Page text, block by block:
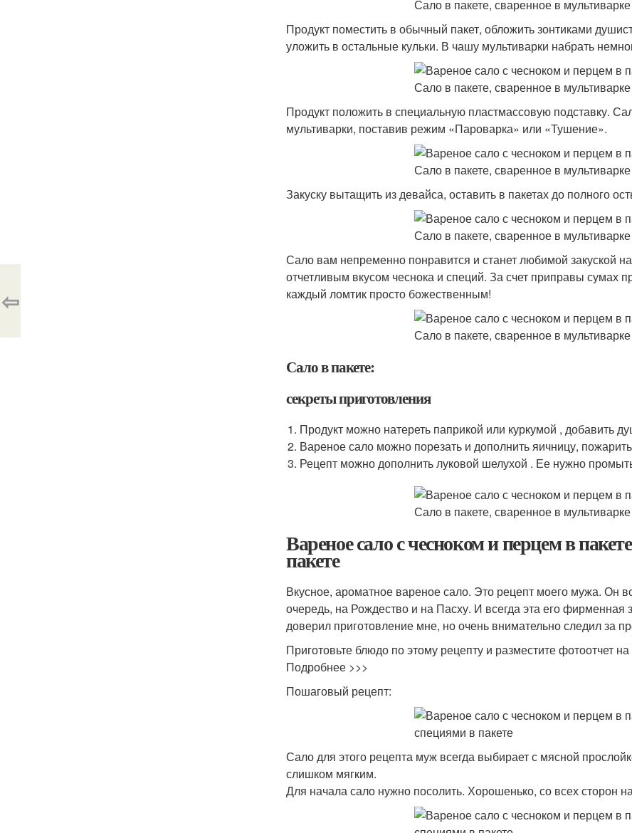
Продукт поместить в обычный пакет, обложить зонтиками
уложить в остальные кульки. В чашу мультиварки набрать
Продукт положить в специальную пластмассовую подставку.
мультиварки, поставив режим «Пароварка» или «Тушение».
Закуску вытащить из девайса, оставить в пакетах до полного
Сало вам непременно понравится и станет любимой закуской
отчетливым вкусом чеснока и специй. За счет приправы сумах
каждый ломтик просто божественным!
Сало в пакете:
секреты приготовления
Продукт можно натереть паприкой или куркумой , добавить
Вареное сало можно порезать и дополнить яичницу,
Рецепт можно дополнить луковой шелухой . Ее нужно
Вареное сало с чесноком и перцем в
пакете
Вкусное, ароматное вареное сало. Это рецепт моего мужа. Он
очередь, на Рождество и на Пасху. И всегда эта его фирменная
доверил приготовление мне, но очень внимательно следил за
Приготовьте блюдо по этому рецепту и разместите фотоотчет
Подробнее >>>
Пошаговый рецепт:
Сало для этого рецепта муж всегда выбирает с мясной
слишком мягким.
Для начала сало нужно посолить. Хорошенько, со всех сторон
⇦